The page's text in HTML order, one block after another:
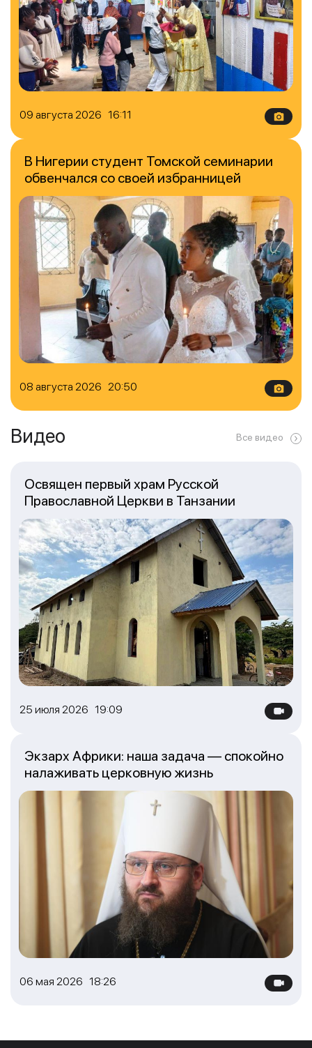
09 августа 2026 16:11
08 августа 2026 20:50
В Нигерии студент Томской семинарии
обвенчался со своей избранницей
Видео Все видео
25 июля 2026 19:09
Освящен первый храм Русской
Православной Церкви в Танзании
06 мая 2026 18:26
Экзарх Африки: наша задача — спокойно
налаживать церковную жизнь